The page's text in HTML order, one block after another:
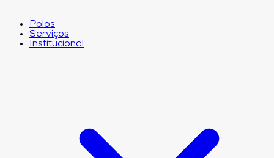
Polos
Serviços
Institucional